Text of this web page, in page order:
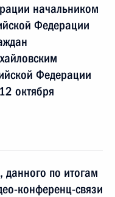
начальником
Федерации
Федерации
октября
данного по итогам
конференц-связи